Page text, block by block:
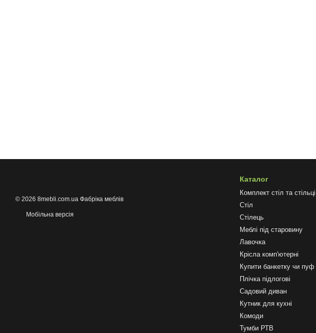
© 2026 8mebli.com.ua Фабріка меблів
Мобільна версія
Каталог
Комплект стіл та стільці
Стіл
Стілець
Меблі під старовину
Лавочка
Крісла комп'ютерні
Купити банкетку чи пуф
Плічка підлогові
Садовий диван
Кутник для кухні
Комоди
Тумби РТВ